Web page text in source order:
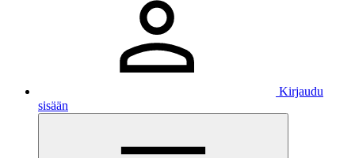
Kirjaudu
sisään